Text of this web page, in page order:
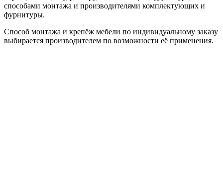
способами монтажа и производителями комплектующих и
фурнитуры.
Способ монтажа и крепёж мебели по индивидуальному заказу
выбирается производителем по возможности её применения.